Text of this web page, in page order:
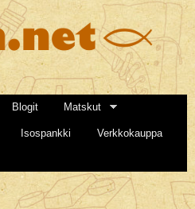
Blogit Matskut
Isospankki Verkkokauppa